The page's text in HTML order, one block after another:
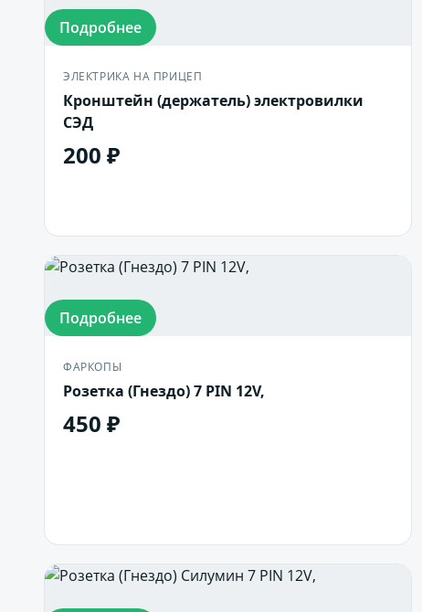
Подробнее
ЭЛЕКТРИКА НА ПРИЦЕП
Кронштейн (держатель) электровилки
СЭД
200 ₽
Подробнее
ФАРКОПЫ
Розетка (Гнездо) 7 PIN 12V,
450 ₽